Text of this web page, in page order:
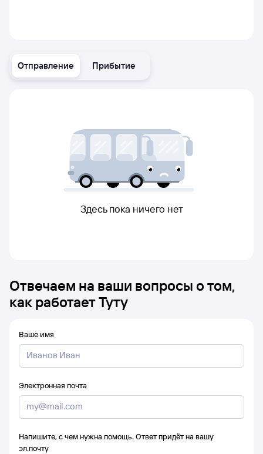
Отправление Прибытие
Здесь пока ничего нет
Отвечаем на ваши вопросы о том,
как работает Туту
Ваше имя
Электронная почта
Напишите, с чем нужна помощь. Ответ придёт на вашу
эл.почту